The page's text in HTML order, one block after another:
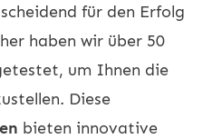
für den Erfolg
haben wir über 50
um Ihnen die
Diese
bieten innovative